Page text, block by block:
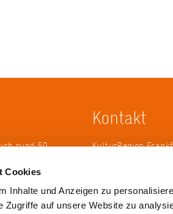
Cookies
Inhalte und Anzeigen zu
Zugriffe auf unsere Website zu
rund 50
2005 die
Kontakt
KulturRegion
Tel.: +49 69 2577-